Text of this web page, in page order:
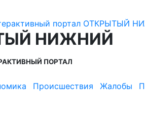
НИЖНИЙ
ПОРТАЛ
Происшествия Жалобы